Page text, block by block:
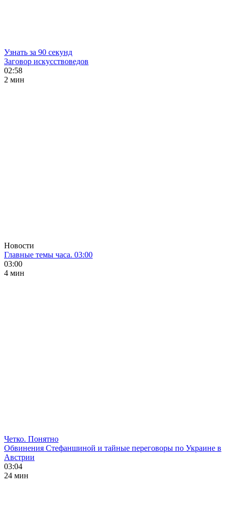
Узнать за 90 секунд
Заговор искусствоведов
02:58
2 мин
Новости
Главные темы часа. 03:00
03:00
4 мин
Четко. Понятно
Обвинения Стефаншиной и тайные переговоры по Украине в
Австрии
03:04
24 мин